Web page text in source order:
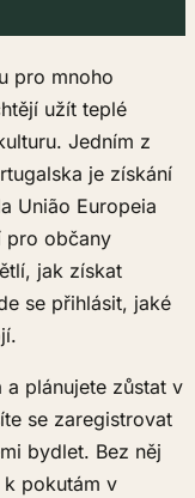
pro mnoho
užít teplé
Jedním z
je získání
União Europeia
pro občany
jak získat
se přihlásit, jaké
a plánujete zůstat v
se zaregistrovat
bydlet. Bez něj
pokutám v